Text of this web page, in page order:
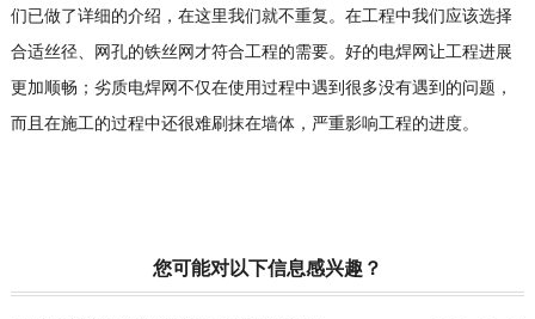
们已做了详细的介绍，在这里我们就不重复。在工程中我们应该选择
合适丝径、网孔的铁丝网才符合工程的需要。好的电焊网让工程进展
更加顺畅；劣质电焊网不仅在使用过程中遇到很多没有遇到的问题，
而且在施工的过程中还很难刷抹在墙体，严重影响工程的进度。
您可能对以下信息感兴趣？